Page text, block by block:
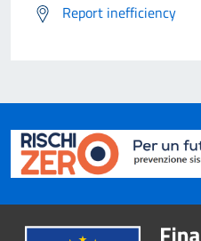
Report inefficiency